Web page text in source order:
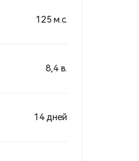
125 м.с.
8,4 в.
14 дней